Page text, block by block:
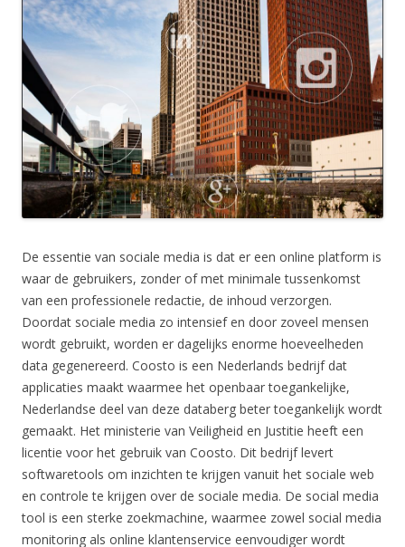
De essentie van sociale media is dat er een online platform is
waar de gebruikers, zonder of met minimale tussenkomst
van een professionele redactie, de inhoud verzorgen.
Doordat sociale media zo intensief en door zoveel mensen
wordt gebruikt, worden er dagelijks enorme hoeveelheden
data gegenereerd. Coosto is een Nederlands bedrijf dat
applicaties maakt waarmee het openbaar toegankelijke,
Nederlandse deel van deze databerg beter toegankelijk wordt
gemaakt. Het ministerie van Veiligheid en Justitie heeft een
licentie voor het gebruik van Coosto. Dit bedrijf levert
softwaretools om inzichten te krijgen vanuit het sociale web
en controle te krijgen over de sociale media. De social media
tool is een sterke zoekmachine, waarmee zowel social media
monitoring als online klantenservice eenvoudiger wordt